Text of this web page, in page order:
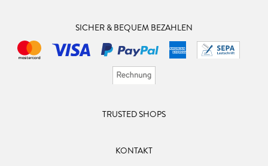
SICHER & BEQUEM BEZAHLEN
TRUSTED SHOPS
KONTAKT